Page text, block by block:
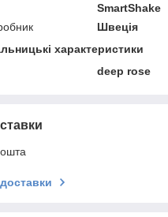
SmartShake
Швеція
характеристики
deep rose